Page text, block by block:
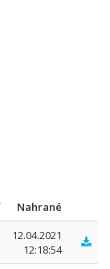
Nahrané
12.04.2021
12:18:54